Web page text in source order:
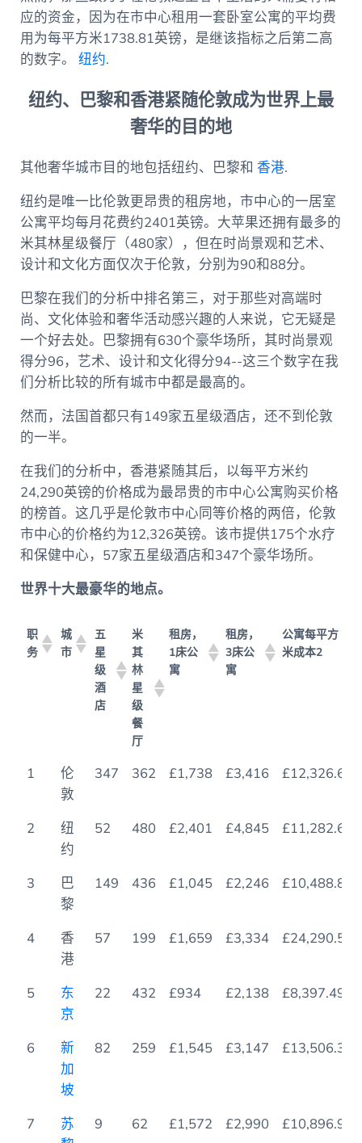
应的资金，因为在市中心租用一套卧室公寓的平均费
用为每平方米1738.81英镑，是继该指标之后第二高
的数字。 纽约.
纽约、巴黎和香港紧随伦敦成为世界上最
奢华的目的地
其他奢华城市目的地包括纽约、巴黎和 香港.
纽约是唯一比伦敦更昂贵的租房地，市中心的一居室
公寓平均每月花费约2401英镑。大苹果还拥有最多的
米其林星级餐厅（480家），但在时尚景观和艺术、
设计和文化方面仅次于伦敦，分别为90和88分。
巴黎在我们的分析中排名第三，对于那些对高端时
尚、文化体验和奢华活动感兴趣的人来说，它无疑是
一个好去处。巴黎拥有630个豪华场所，其时尚景观
得分96，艺术、设计和文化得分94--这三个数字在我
们分析比较的所有城市中都是最高的。
然而，法国首都只有149家五星级酒店，还不到伦敦
的一半。
在我们的分析中，香港紧随其后，以每平方米约
24,290英镑的价格成为最昂贵的市中心公寓购买价格
的榜首。这几乎是伦敦市中心同等价格的两倍，伦敦
市中心的价格约为12,326英镑。该市提供175个水疗
和保健中心，57家五星级酒店和347个豪华场所。
世界十大最豪华的地点。
职
务
城
市
五
星
级
酒
店
米
其
林
星
级
餐
厅
租房，
1床公
寓
租房，
3床公
寓
公寓每平方
米成本2
职
城
市
五
店
米
级
租房，
1床公
租房，
3床公
公寓每平方
米成本2
1
伦
敦
347 362 £1,738 £3,416 £12,326.67
2
纽
约
52 480 £2,401 £4,845 £11,282.69
3
巴
黎
149 436 £1,045 £2,246 £10,488.88
4
香
港
57 199 £1,659 £3,334 £24,290.57
5
东
京
22 432 £934 £2,138 £8,397.49
6
新
加
坡
82 259 £1,545 £3,147 £13,506.32
7
苏
9 62 £1,572 £2,990 £10,896.99